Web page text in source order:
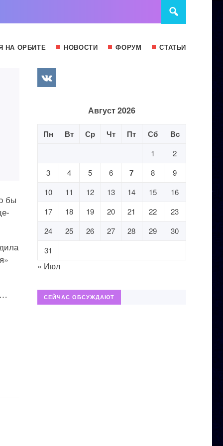
НА ОРБИТЕ НОВОСТИ ФОРУМ СТАТЬИ
бы
Август 2026
Пн Вт Ср Чт Пт Сб Вс
1
2
3
4 5 6 7 8
9
10
11 12 13 14 15
16
17
18 19 20 21 22
23
24
25 26 27 28 29
30
31
« Июл
СЕЙЧАС ОБСУЖДАЮТ